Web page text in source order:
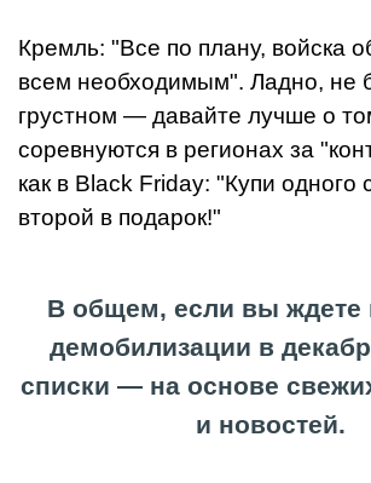
Кремль: "Все по плану, войска
всем необходимым". Ладно, не
грустном — давайте лучше о
соревнуются в регионах за
как в Black Friday: "Купи
второй в подарок!"
В общем, если вы ждете
демобилизации в
списки — на основе
и новостей.